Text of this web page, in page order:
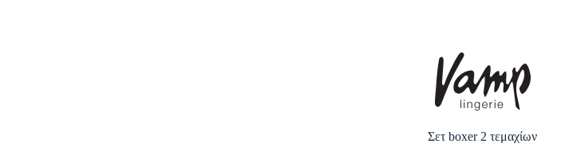
Σετ boxer 2 τεμαχίων